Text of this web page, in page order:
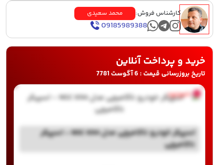
کارشناس فروش: محمد سعیدی
09185989388
خرید و پرداخت آنلاین
تاریخ بروزرسانی قیمت : 6 آگوست 7781
ناموجود
اسپیکر خودرو ناکامیچی مدل NSC 694 - اسپیکر
ناکامیچی